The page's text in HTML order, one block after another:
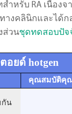
สำหรับ RA เนื่อ
งคลินิกและได้ก
ส่วนชุดทดสอบปัจ
ยด์ hotgen
คุณสมบัติคุ
กัน